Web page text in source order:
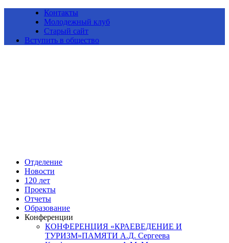
Контакты
Молодежный клуб
Старый сайт
Вступить в общество
Отделение
Новости
120 лет
Проекты
Отчеты
Образование
Конференции
КОНФЕРЕНЦИЯ «КРАЕВЕДЕНИЕ И
ТУРИЗМ»ПАМЯТИ А.Д. Сергеева